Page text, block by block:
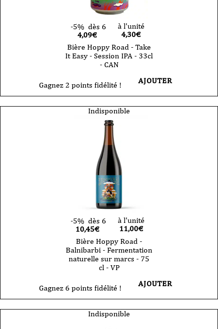
-5% dès 6
4,09€
à l'unité
4,30€
Bière Hoppy Road - Take
It Easy - Session IPA - 33cl
- CAN
Gagnez 2 points fidélité ! AJOUTER
Indisponible
-5% dès 6
10,45€
à l'unité
11,00€
Bière Hoppy Road -
Balnibarbi - Fermentation
naturelle sur marcs - 75
cl - VP
Gagnez 6 points fidélité ! AJOUTER
Indisponible